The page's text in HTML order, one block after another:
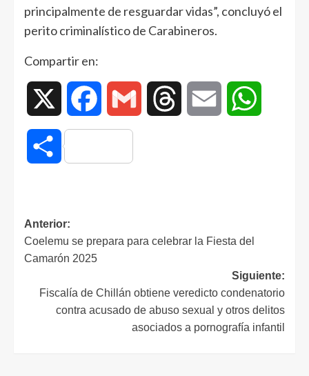
principalmente de resguardar vidas”, concluyó el
perito criminalístico de Carabineros.
Compartir en:
Facebook Gmail Threads Email
Compartir
Anterior:
Coelemu se prepara para celebrar la Fiesta del
Camarón 2025
Siguiente:
Fiscalía de Chillán obtiene veredicto condenatorio
contra acusado de abuso sexual y otros delitos
asociados a pornografía infantil